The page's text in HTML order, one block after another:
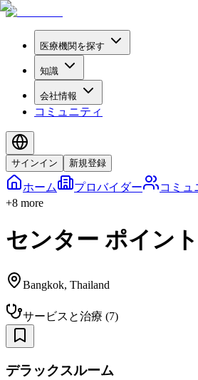
医療機関を探す
知識
会社情報
コミュニティ
サインイン 新規登録
ホーム プロバイダー コミュ
+8 more
センター ポイン
Bangkok, Thailand
サービスと治療 (7)
デラックスルーム